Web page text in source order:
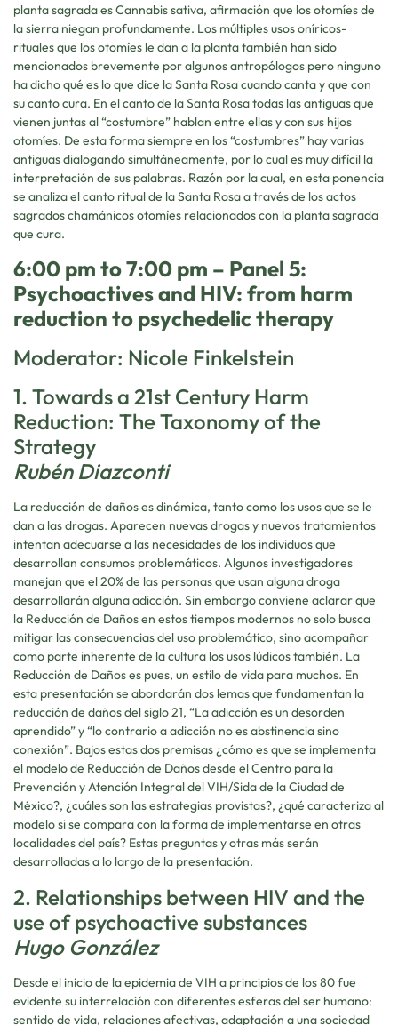
planta sagrada es Cannabis sativa, afirmación que los otomíes de
la sierra niegan profundamente. Los múltiples usos oníricos-
rituales que los otomíes le dan a la planta también han sido
mencionados brevemente por algunos antropólogos pero ninguno
ha dicho qué es lo que dice la Santa Rosa cuando canta y que con
su canto cura. En el canto de la Santa Rosa todas las antiguas que
vienen juntas al “costumbre” hablan entre ellas y con sus hijos
otomíes. De esta forma siempre en los “costumbres” hay varias
antiguas dialogando simultáneamente, por lo cual es muy difícil la
interpretación de sus palabras. Razón por la cual, en esta ponencia
se analiza el canto ritual de la Santa Rosa a través de los actos
sagrados chamánicos otomíes relacionados con la planta sagrada
que cura.
6:00 pm to 7:00 pm – Panel 5:
Psychoactives and HIV: from harm
reduction to psychedelic therapy
Moderator: Nicole Finkelstein
1. Towards a 21st Century Harm
Reduction: The Taxonomy of the
Strategy
Rubén Diazconti
La reducción de daños es dinámica, tanto como los usos que se le
dan a las drogas. Aparecen nuevas drogas y nuevos tratamientos
intentan adecuarse a las necesidades de los individuos que
desarrollan consumos problemáticos. Algunos investigadores
manejan que el 20% de las personas que usan alguna droga
desarrollarán alguna adicción. Sin embargo conviene aclarar que
la Reducción de Daños en estos tiempos modernos no solo busca
mitigar las consecuencias del uso problemático, sino acompañar
como parte inherente de la cultura los usos lúdicos también. La
Reducción de Daños es pues, un estilo de vida para muchos. En
esta presentación se abordarán dos lemas que fundamentan la
reducción de daños del siglo 21, “La adicción es un desorden
aprendido” y “lo contrario a adicción no es abstinencia sino
conexión”. Bajos estas dos premisas ¿cómo es que se implementa
el modelo de Reducción de Daños desde el Centro para la
Prevención y Atención Integral del VIH/Sida de la Ciudad de
México?, ¿cuáles son las estrategias provistas?, ¿qué caracteriza al
modelo si se compara con la forma de implementarse en otras
localidades del país? Estas preguntas y otras más serán
desarrolladas a lo largo de la presentación.
2. Relationships between HIV and the
use of psychoactive substances
Hugo González
Desde el inicio de la epidemia de VIH a principios de los 80 fue
evidente su interrelación con diferentes esferas del ser humano:
sentido de vida, relaciones afectivas, adaptación a una sociedad